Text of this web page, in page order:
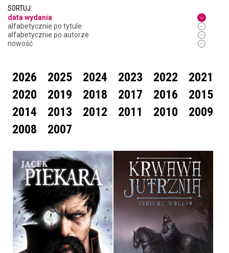
SORTUJ:
data wydania
alfabetycznie po tytule
alfabetycznie po autorze
nowość
2026 2025 2024 2023 2022
2021
2020
2019 2018 2017 2016
2015
2014
2013 2012 2011 2010
2009
2008
2007
SZUBIENICZNIK
JACEK PIEKARA
OPRAWA MIĘKKA
KRWAWA JUTRZNIA
MARIUSZ WOLLNY
OPRAWA MIĘKKA